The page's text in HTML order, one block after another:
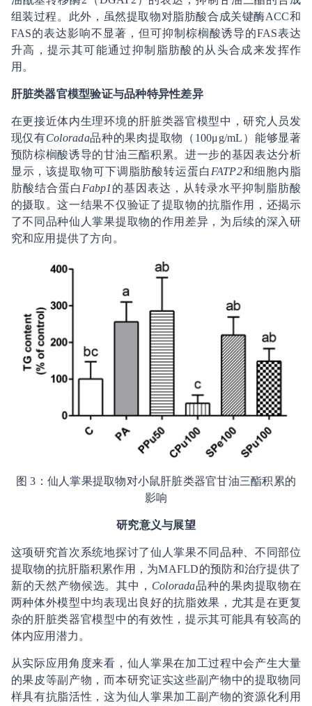
组装过程。此外，虽然提取物对脂肪酸合成关键酶ACC和
FAS的表达影响不显著，但可抑制棕榈酸诱导的FAS表达
升高，提示其可能通过抑制脂肪酸的从头合成来发挥作
用。
肝脏类器官模型验证与品种特异性差异
在更接近体内生理环境的肝脏类器官模型中，研究人员发
现仅有Colorada品种的果肉提取物（100μg/mL）能够显著
预防棕榈酸诱导的甘油三酯积累。进一步的基因表达分析
显示，该提取物可下调脂肪酸转运蛋白 FATP2和细胞内脂
肪酸结合蛋白 Fabp1 的基因表达，从转录水平抑制脂肪酸
的摄取。这一结果不仅验证了提取物的抗脂作用，还揭示
了不同品种仙人掌果提取物的作用差异，为后续的深入研
究和应用提供了方向。
图 3：仙人掌果提取物对小鼠肝脏类器官甘油三酯积累的
影响
研究意义与展望
这项研究首次系统地探讨了仙人掌果不同品种、不同部位
提取物的抗肝脂积累作用，为MAFLD的预防和治疗提供了
新的天然产物候选。其中， Colorada品种的果肉提取物在
两种体外模型中均表现出良好的抗脂效果，尤其是在更复
杂的肝脏类器官模型中的有效性，提示其可能具有较高的
体内应用潜力。
从实际应用角度来看，仙人掌果在加工过程中会产生大量
的果皮等副产物，而本研究证实这些副产物中的提取物同
样具有抗脂活性，这为仙人掌果加工副产物的资源化利用